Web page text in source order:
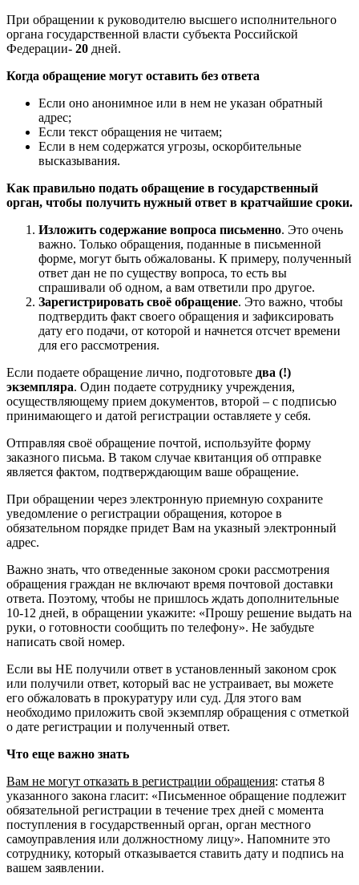
При обращении к руководителю высшего исполнительного
органа государственной власти субъекта Российской
Федерации- 20 дней.
Когда обращение могут оставить без ответа
Если оно анонимное или в нем не указан обратный
адрес;
Если текст обращения не читаем;
Если в нем содержатся угрозы, оскорбительные
высказывания.
Как правильно подать обращение в государственный
орган, чтобы получить нужный ответ в кратчайшие сроки.
Изложить содержание вопроса письменно. Это очень
важно. Только обращения, поданные в письменной
форме, могут быть обжалованы. К примеру, полученный
ответ дан не по существу вопроса, то есть вы
спрашивали об одном, а вам ответили про другое.
Зарегистрировать своё обращение. Это важно, чтобы
подтвердить факт своего обращения и зафиксировать
дату его подачи, от которой и начнется отсчет времени
для его рассмотрения.
Если подаете обращение лично, подготовьте два (!)
экземпляра. Один подаете сотруднику учреждения,
осуществляющему прием документов, второй – с подписью
принимающего и датой регистрации оставляете у себя.
Отправляя своё обращение почтой, используйте форму
заказного письма. В таком случае квитанция об отправке
является фактом, подтверждающим ваше обращение.
При обращении через электронную приемную сохраните
уведомление о регистрации обращения, которое в
обязательном порядке придет Вам на указный электронный
адрес.
Важно знать, что отведенные законом сроки рассмотрения
обращения граждан не включают время почтовой доставки
ответа. Поэтому, чтобы не пришлось ждать дополнительные
10-12 дней, в обращении укажите: «Прошу решение выдать на
руки, о готовности сообщить по телефону». Не забудьте
написать свой номер.
Если вы НЕ получили ответ в установленный законом срок
или получили ответ, который вас не устраивает, вы можете
его обжаловать в прокуратуру или суд. Для этого вам
необходимо приложить свой экземпляр обращения с отметкой
о дате регистрации и полученный ответ.
Что еще важно знать
Вам не могут отказать в регистрации обращения: статья 8
указанного закона гласит: «Письменное обращение подлежит
обязательной регистрации в течение трех дней с момента
поступления в государственный орган, орган местного
самоуправления или должностному лицу». Напомните это
сотруднику, который отказывается ставить дату и подпись на
вашем заявлении.